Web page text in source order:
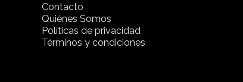
Contacto
Quiénes Somos
Políticas de privacidad
Términos y condiciones